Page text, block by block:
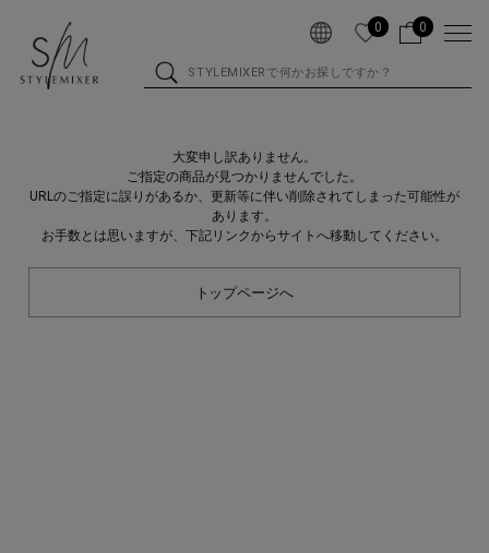
0 0
大変申し訳ありません。
ご指定の商品が見つかりませんでした。
URLのご指定に誤りがあるか、更新等に伴い削除されてしまった可能性が
あります。
お手数とは思いますが、下記リンクからサイトへ移動してください。
トップページへ